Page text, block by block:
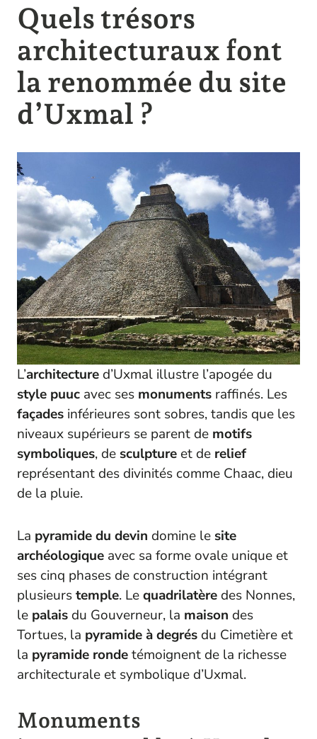
Quels trésors
architecturaux font
la renommée du site
d’Uxmal ?
L’architecture d’Uxmal illustre l’apogée du
style puuc avec ses monuments raffinés. Les
façades inférieures sont sobres, tandis que les
niveaux supérieurs se parent de motifs
symboliques, de sculpture et de relief
représentant des divinités comme Chaac, dieu
de la pluie.
La pyramide du devin domine le site
archéologique avec sa forme ovale unique et
ses cinq phases de construction intégrant
plusieurstemple. Lequadrilatère des Nonnes,
le palais du Gouverneur, la maison des
Tortues, la pyramide à degrés du Cimetière et
la pyramide rondetémoignent de la richesse
architecturale et symbolique d’Uxmal.
Monuments